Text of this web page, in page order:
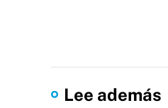
Lee además